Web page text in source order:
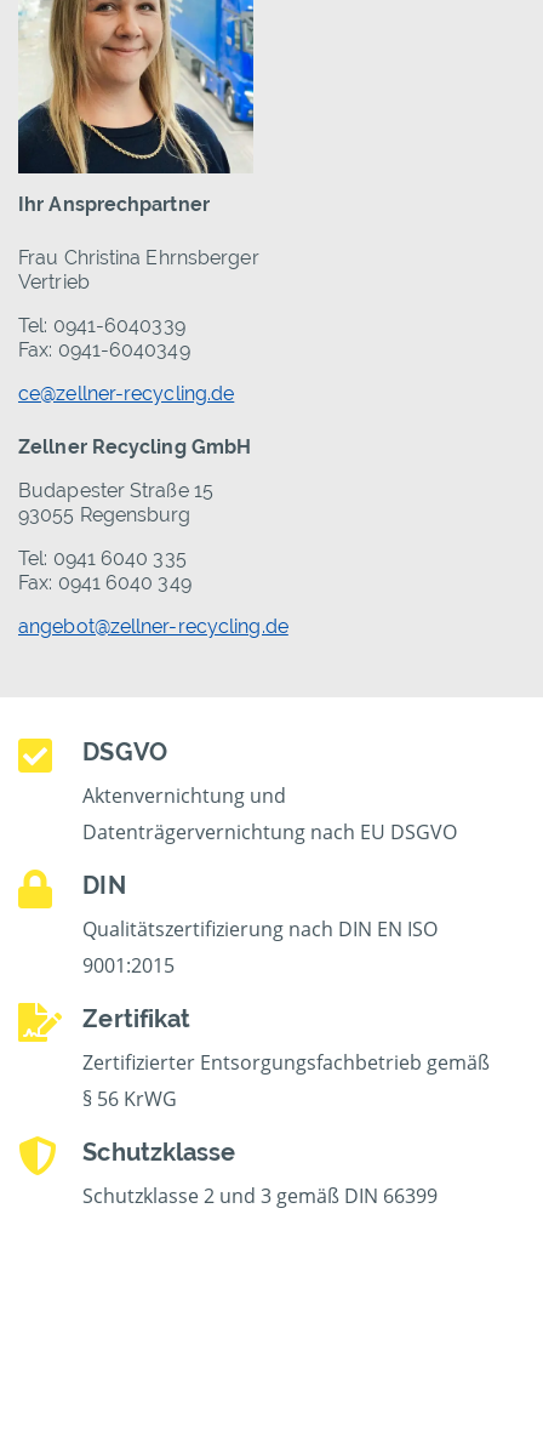
Ihr Ansprechpartner
Frau Christina Ehrnsberger
Vertrieb
Tel: 0941-6040339
Fax: 0941-6040349
ce@zellner-recycling.de
Zellner Recycling GmbH
Budapester Straße 15
93055 Regensburg
Tel: 0941 6040 335
Fax: 0941 6040 349
angebot@zellner-recycling.de
DSGVO
Aktenvernichtung und
Datenträgervernichtung nach EU DSGVO
DIN
Qualitätszertifizierung nach DIN EN ISO
9001:2015
Zertifikat
Zertifizierter Entsorgungsfachbetrieb gemäß
§ 56 KrWG
Schutzklasse
Schutzklasse 2 und 3 gemäß DIN 66399